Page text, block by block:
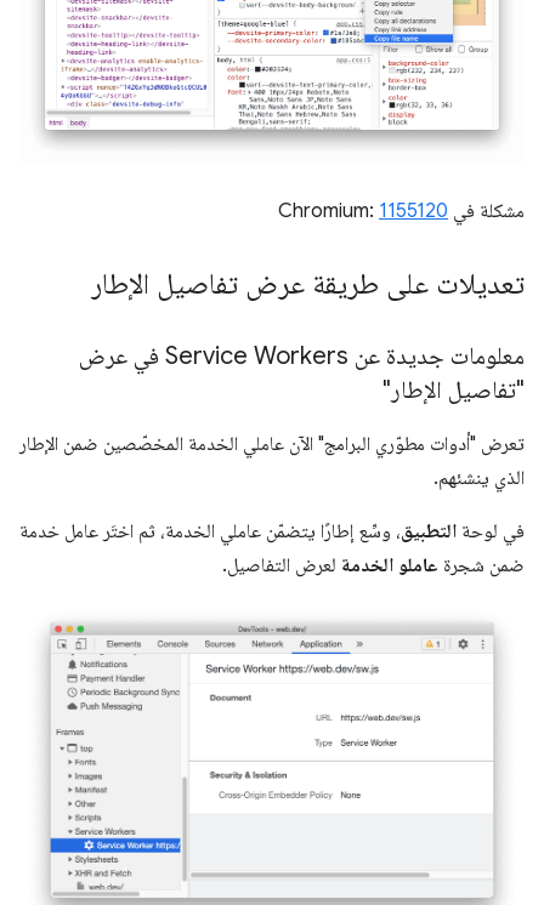
مشكلة في Chromium: 1155120
تعديلات على طريقة عرض تفاصيل الإطار
معلومات جديدة عن Service Workers في عرض
"تفاصيل الإطار"
تعرض "أدوات مطوّري البرامج" الآن عاملي الخدمة المخصّصين ضمن الإطار
الذي ينشئهم.
في لوحة التطبيق، وسِّع إطارًا يتضمّن عاملي الخدمة، ثم اختَر عامل خدمة
ضمن شجرة عاملو الخدمة لعرض التفاصيل.